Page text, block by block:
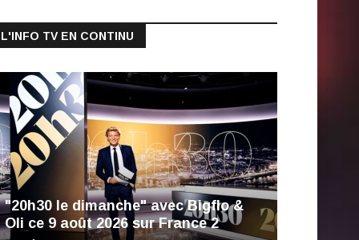
L'INFO TV EN CONTINU
"20h30 le dimanche" avec Bigflo &
Oli ce 9 août 2026 sur France 2